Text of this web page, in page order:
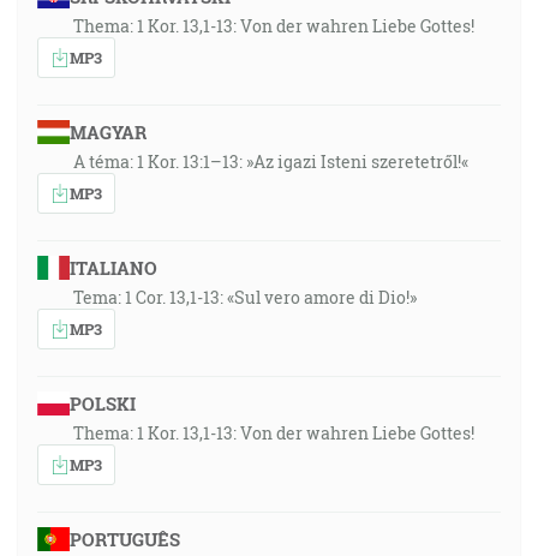
Thema: 1 Kor. 13,1-13: Von der wahren Liebe Gottes!
MP3
MAGYAR
A téma: 1 Kor. 13:1–13: »Az igazi Isteni szeretetről!«
MP3
ITALIANO
Tema: 1 Cor. 13,1-13: «Sul vero amore di Dio!»
MP3
POLSKI
Thema: 1 Kor. 13,1-13: Von der wahren Liebe Gottes!
MP3
PORTUGUÊS